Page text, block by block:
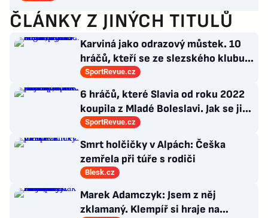
ČLÁNKY Z JINÝCH TITULŮ
Karviná jako odrazový můstek. 10
hráčů, kteří se ze slezského klubu
probili k lukrativnímu angažmá
SportRevue.cz
6 hráčů, které Slavia od roku 2022
koupila z Mladé Boleslavi. Jak se jim
po přestupu do Edenu vedlo?
SportRevue.cz
Smrt holčičky v Alpách: Češka
zemřela při túře s rodiči
Blesk.cz
Marek Adamczyk: Jsem z něj
zklamaný. Klempíř si hraje na